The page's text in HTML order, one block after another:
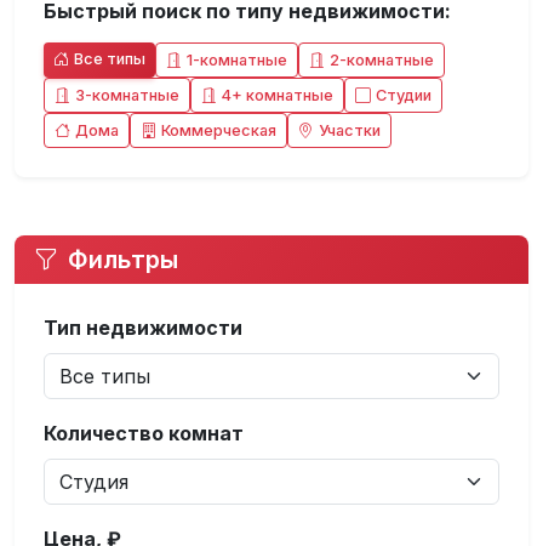
Быстрый поиск по типу недвижимости:
Все типы 1-комнатные
2-комнатные
3-комнатные
4+ комнатные
Студии
Дома
Коммерческая Участки
Фильтры
Тип недвижимости
Количество комнат
Цена, ₽